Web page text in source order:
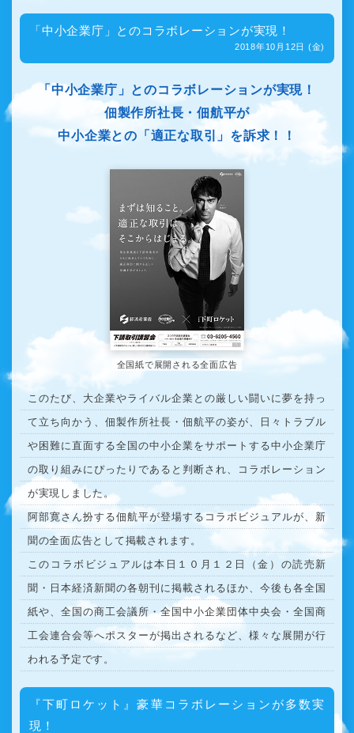
「中小企業庁」とのコラボレーションが実現！
2018年10月12日 (金)
「中小企業庁」とのコラボレーションが実現！
佃製作所社長・佃航平が
中小企業との「適正な取引」を訴求！！
全国紙で展開される全面広告
このたび、大企業やライバル企業との厳しい闘いに夢を持っ
て立ち向かう、佃製作所社長・佃航平の姿が、日々トラブル
や困難に直面する全国の中小企業をサポートする中小企業庁
の取り組みにぴったりであると判断され、コラボレーション
が実現しました。
阿部寛さん扮する佃航平が登場するコラボビジュアルが、新
聞の全面広告として掲載されます。
このコラボビジュアルは本日１０月１２日（金）の読売新
聞・日本経済新聞の各朝刊に掲載されるほか、今後も各全国
紙や、全国の商工会議所・全国中小企業団体中央会・全国商
工会連合会等へポスターが掲出されるなど、様々な展開が行
われる予定です。
『下町ロケット』豪華コラボレーションが多数実
現！